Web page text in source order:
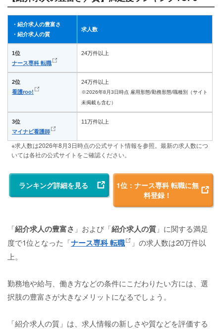
1)人材事業における人材紹介の割合が著しく低い企業
2)サーチ型ヘッドハンティング企業
3)特定地域のみの求人を扱っている企業
調査期間：2025/09/03～10/06、2024/08/21～/09/24、2023/09/07
～/10/06
調査対象：性別＝指定なし 年齢＝20～69歳 地域＝全国
条件：過去7年以内に人材紹介会社を利用して転職したことがある看護
師
詳細：
オリコン顧客満足度の調査・ランキング方法
設問内容：
・紹介求人の豊富さ
・紹介求人の質
求人数
1位
ナース専科 転職
24万件以上
2位
看護roo!
24万件以上
※2026年8月3日時点 雇用形態/勤務形態/職種別（サイト
未掲載も含む）
3位
マイナビ看護師
11万件以上
※求人数は2026年8月3日時点の公式サイト情報を参照。最新の求人数につ
いては各社の公式サイトをご確認ください。
ランキング詳細を見る
1位：ナース専科 転職に無
料登録！
「紹介求人の豊富さ 」および「紹介求人の質 」に関する満足
度で1位となった「ナース専科 転職
」の求人数は20万件以
上。
勤務地や給与、働き方などの条件にこだわりたい方には、選
択肢の豊富さが大きなメリットになるでしょう。
「紹介求人の質」は、求人情報の新しさや質などを評価する